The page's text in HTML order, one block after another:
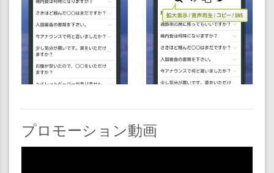
プロモーション動画